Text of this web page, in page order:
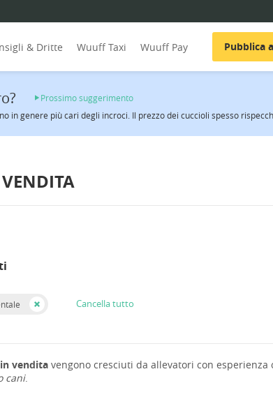
& Dritte Wuuff Taxi Wuuff Pay Pubblica
Prossimo suggerimento
in genere più cari degli incroci. Il prezzo dei cuccioli spesso
Cancella tutto
vendita vengono cresciuti da allevatori con
cani.